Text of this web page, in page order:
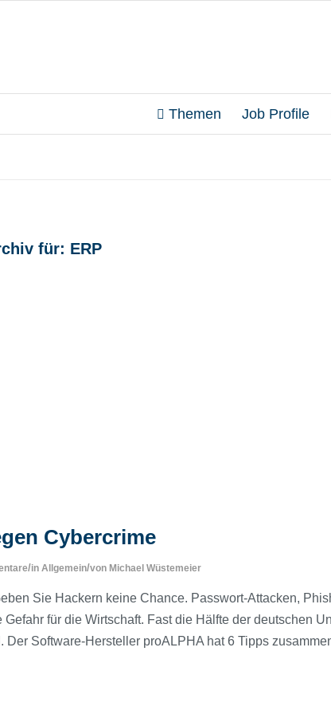
Themen Job Profile
für: ERP
Cybercrime
/in Allgemein/von Michael Wüstemeier
Sie Hackern keine Chance. Passwort-Attacken,
für die Wirtschaft. Fast die Hälfte der deutschen
Der Software-Hersteller proALPHA hat 6 Tipps